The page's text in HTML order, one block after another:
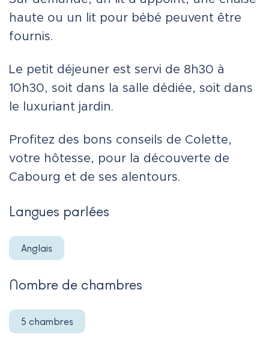
haute ou un lit pour bébé peuvent être
fournis.
Le petit déjeuner est servi de 8h30 à
10h30, soit dans la salle dédiée, soit dans
le luxuriant jardin.
Profitez des bons conseils de Colette,
votre hôtesse, pour la découverte de
Cabourg et de ses alentours.
Langues parlées
Anglais
Nombre de chambres
5 chambres